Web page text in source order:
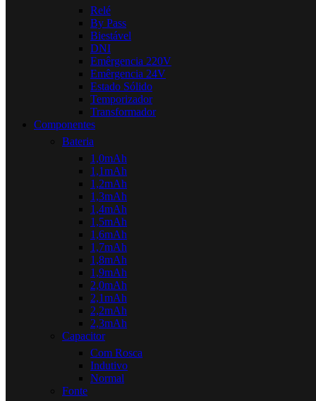
Relé
By Pass
Biestável
DNI
Emêrgencia 220V
Emêrgencia 24V
Estado Sólido
Temporizador
Transformador
Componentes
Bateria
1,0mAh
1,1mAh
1,2mAh
1,3mAh
1,4mAh
1,5mAh
1,6mAh
1,7mAh
1,8mAh
1,9mAh
2,0mAh
2,1mAh
2,2mAh
2,3mAh
Capacitor
Com Rosca
Indutivo
Normal
Fonte